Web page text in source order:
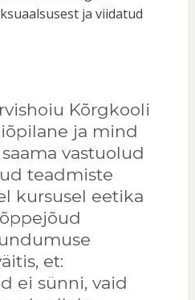
ja viidatud
Kõrgkooli
ja mind
vastuolud
teadmiste
kursusel eetika
et:
ei sünni, vaid